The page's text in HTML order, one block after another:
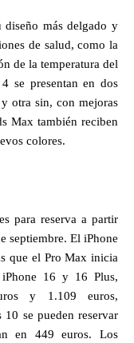
diseño más delgado y
de salud, como la
de la temperatura del
se presentan en dos
otra sin, con mejoras
Max también reciben
colores.
para reserva a partir
septiembre. El iPhone
que el Pro Max inicia
16 y 16 Plus,
y 1.109 euros,
10 se pueden reservar
en 449 euros. Los